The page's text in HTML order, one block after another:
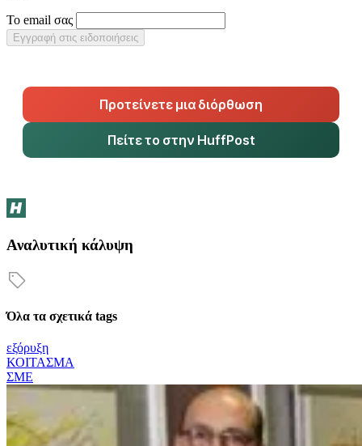
Το email σας
Εγγραφή στις ειδοποιήσεις
Προτείνετε μια διόρθωση
Πείτε το στην HuffPost
Αναλυτική κάλυψη
Όλα τα σχετικά tags
εξόρυξη
ΚΟΙΤΑΣΜΑ
ΣΜΕ